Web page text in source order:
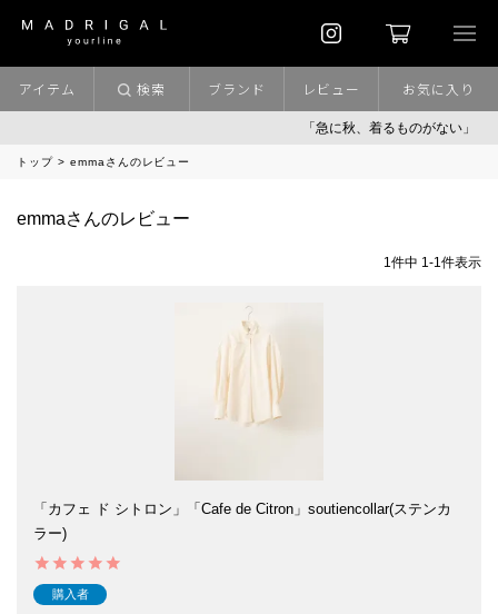
「急に秋、着るものがない」
アイテム 検索 ブランド レビュー お気に入り
トップ emmaさんのレビュー
emmaさんのレビュー
1件中 1-1件表示
「カフェ ド シトロン」「Cafe de Citron」soutiencollar(ステンカ
ラー)
購入者